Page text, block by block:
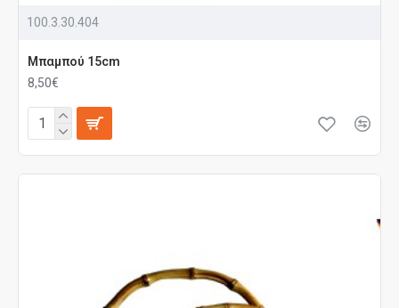
100.3.30.404
Μπαμπού 15cm
8,50€